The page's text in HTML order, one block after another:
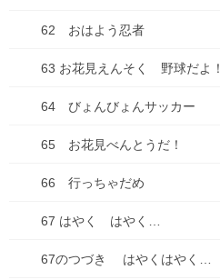
45 うみのともだち
62 おはよう忍者
63 お花見えんそく 野球だよ！
64 びょんびょんサッカー
65 お花見べんとうだ！
66 行っちゃだめ
67 はやく はやく…
67のつづき はやくはやく…